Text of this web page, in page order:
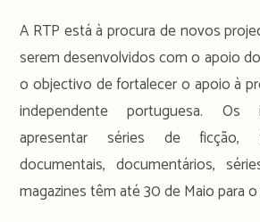
A RTP está à procura de novos
serem desenvolvidos com o apoio
o objectivo de fortalecer o apoio à
independente portuguesa. Os
apresentar séries de ficção,
documentais, documentários,
magazines têm até 30 de Maio para o